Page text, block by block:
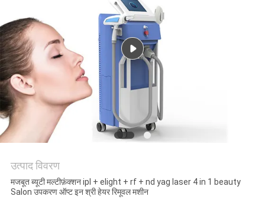
उत्पाद विवरण
मजबूत ब्यूटी मल्टीफ़ंक्शन ipl + elight + rf + nd yag laser 4 in 1 beauty
Salon उपकरण ऑप्ट इन श्री हेयर रिमूवल मशीन